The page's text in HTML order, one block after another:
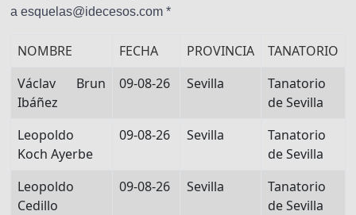
a esquelas@idecesos.com *
NOMBRE FECHA PROVINCIA
TANATORIO
Václav Brun
Ibáñez
09-08-26 Sevilla
Tanatorio
de Sevilla
Leopoldo
Koch Ayerbe
09-08-26 Sevilla
Tanatorio
de Sevilla
Leopoldo
Cedillo
09-08-26 Sevilla
Tanatorio
de Sevilla